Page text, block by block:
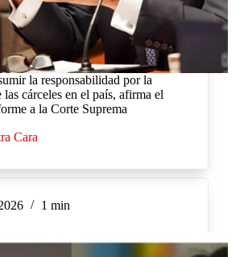
la responsabilidad por la
cárceles en el país, afirma el
a la Corte Suprema
Cara
1 min